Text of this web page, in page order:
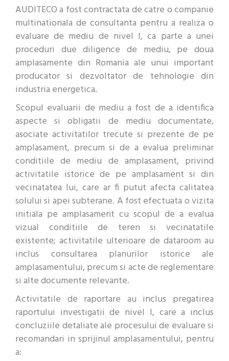
AUDITECO a fost contractata de catre o companie
multinationala de consultanta pentru a realiza o
evaluare de mediu de nivel I, ca parte a unei
proceduri due diligence de mediu, pe doua
amplasamente din Romania ale unui important
producator si dezvoltator de tehnologie din
industria energetica.
Scopul evaluarii de mediu a fost de a identifica
aspecte si obligatii de mediu documentate,
asociate activitatilor trecute si prezente de pe
amplasament, precum si de a evalua preliminar
conditiile de mediu de amplasament, privind
activitatile istorice de pe amplasament si din
vecinatatea lui, care ar fi putut afecta calitatea
solului si apei subterane. A fost efectuata o vizita
initiala pe amplasament cu scopul de a evalua
vizual conditiile de teren si vecinatatile
existente; activitatile ulterioare de dataroom au
inclus consultarea planurilor istorice ale
amplasamentului, precum si acte de reglementare
si alte documente relevante.
Activitatile de raportare au inclus pregatirea
raportului investigatii de nivel I, care a inclus
concluziile detaliate ale procesului de evaluare si
recomandari in sprijinul amplasamentului, pentru
a: